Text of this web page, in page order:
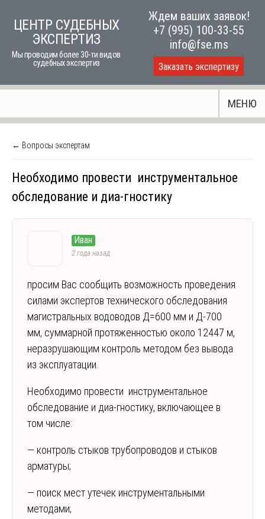
ЦЕНТР СУДЕБНЫХ
ЭКСПЕРТИЗ
Мы проводим более 30-ти видов
судебных экспертиз
Ждем ваших заявок!
+7 (995) 100-33-55
info@fse.ms
Заказать экспертизу
МЕНЮ
← Вопросы экспертам
Необходимо провести инструментальное
обследование и диа-гностику
Иван
2 года назад
просим Вас сообщить возможность проведения
силами экспертов технического обследования
магистральных водоводов Д=600 мм и Д-700
мм, суммарной протяженностью около 12447 м,
неразрушающим контроль методом без вывода
из эксплуатации.
Необходимо провести инструментальное
обследование и диа-гностику, включающее в
том числе:
— контроль стыков трубопроводов и стыков
арматуры;
— поиск мест утечек инструментальными
методами;